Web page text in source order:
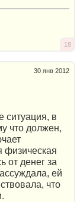
18
30 янв 2012
ситуация, в
что должен,
физическая
от денег за
ей
что